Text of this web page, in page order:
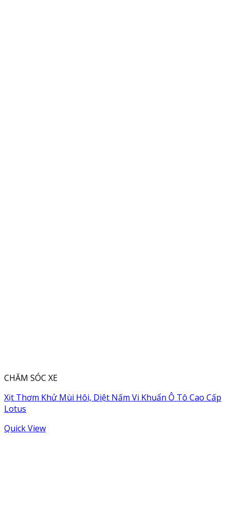
CHĂM SÓC XE
Xịt Thơm Khử Mùi Hôi, Diệt Nấm Vi Khuẩn Ô Tô Cao Cấp
Lotus
Quick View